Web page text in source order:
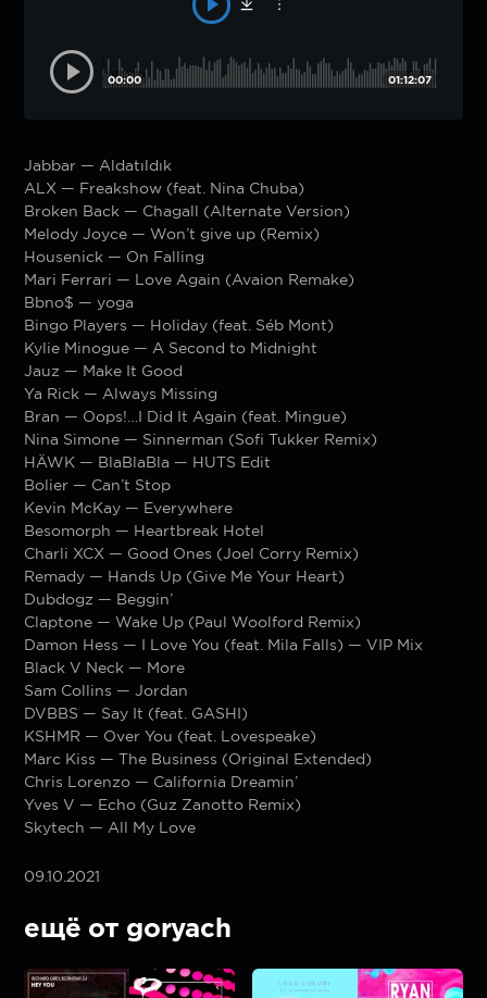
00:00 01:12:07
Jabbar — Aldatıldık
ALX — Freakshow (feat. Nina Chuba)
Broken Back — Chagall (Alternate Version)
Melody Joyce — Won’t give up (Remix)
Housenick — On Falling
Mari Ferrari — Love Again (Avaion Remake)
Bbno$ — yoga
Bingo Players — Holiday (feat. Séb Mont)
Kylie Minogue — A Second to Midnight
Jauz — Make It Good
Ya Rick — Always Missing
Bran — Oops!…I Did It Again (feat. Mingue)
Nina Simone — Sinnerman (Sofi Tukker Remix)
HÄWK — BlaBlaBla — HUTS Edit
Bolier — Can’t Stop
Kevin McKay — Everywhere
Besomorph — Heartbreak Hotel
Charli XCX — Good Ones (Joel Corry Remix)
Remady — Hands Up (Give Me Your Heart)
Dubdogz — Beggin’
Claptone — Wake Up (Paul Woolford Remix)
Damon Hess — I Love You (feat. Mila Falls) — VIP Mix
Black V Neck — More
Sam Collins — Jordan
DVBBS — Say It (feat. GASHI)
KSHMR — Over You (feat. Lovespeake)
Marc Kiss — The Business (Original Extended)
Chris Lorenzo — California Dreamin’
Yves V — Echo (Guz Zanotto Remix)
Skytech — All My Love
09.10.2021
ещё от goryach